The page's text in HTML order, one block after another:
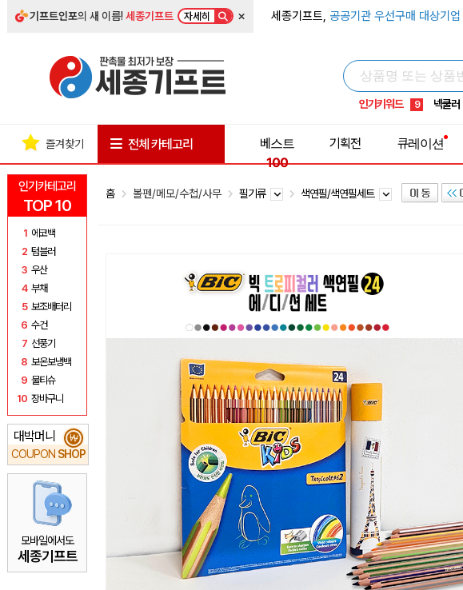
기프트인포의 새 이름!세종기프트 자세히 × 세종기프트, 공공기관 우선구매 대상기업
인기키워드
5 키캡
8 쿨토시
9 넥쿨러
1 선풍기
인기카테고리
TOP 10
1 에코백
2 텀블러
3 우산
4 부채
5 보조배터리
6 수건
7 선풍기
8 보온보냉백
9 물티슈
10 장바구니
대박머니
COUPON SHOP
₩
모바일에서도
세종기프트
즐겨찾기 전체 카테고리
베스트
100
기획전 큐레이션
홈 볼펜/메모/수첩/사무 필기류 색연필/색연필세트